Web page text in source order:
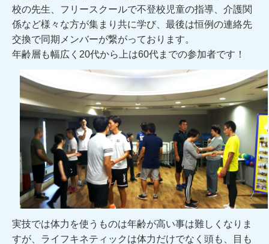
校の先生、フリースクールで不登校児童の指導、介護関
係など様々な方が集まり共に学び、最後は恒例の連絡先
交換で同期メンバーが繋がっております。
年齢層も幅広く20代から上は60代までの参加者です！
実技では体力を使うものは年齢が高い事は難しくなりま
すが、ライフキネティックは体力だけでなく頭も、目も